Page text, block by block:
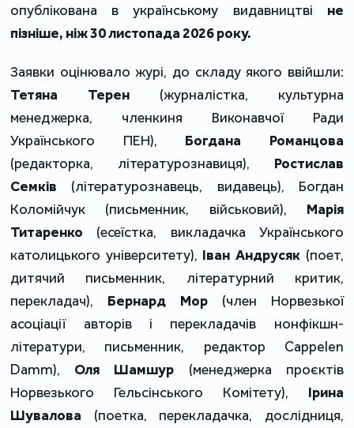
опублікована в українському видавництві не
пізніше, ніж 30 листопада 2026 року.
Тетяна Терен (журналістка, культурна
менеджерка, членкиня Виконавчої Ради
Українського ПЕН),
(редакторка, літературознавиця), Ростислав
Семків (літературознавець, видавець), Богдан
Коломійчук (письменник, військовий), Марія
Титаренко (есеїстка, викладачка Українського
католицького університету), Іван Андрусяк (поет,
дитячий письменник, літературний критик,
перекладач), Бернард Мор (член Норвезької
асоціації авторів і перекладачів нонфікшн-
літератури, письменник, редактор Cappelen
Damm), Оля Шамшур (менеджерка проєктів
Норвезького Гельсінського Комітету), Ірина
Шувалова (поетка, перекладачка, дослідниця,